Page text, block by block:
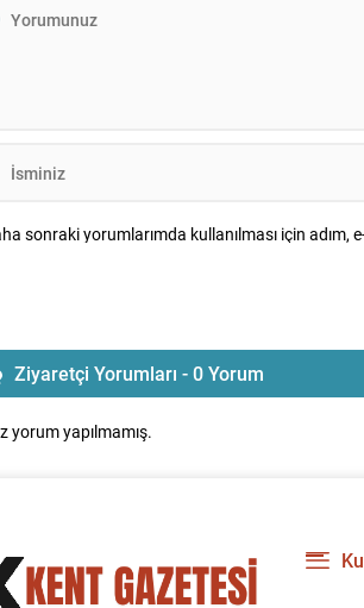
sonraki yorumlarımda kullanılması için
Ziyaretçi Yorumları - 0 Yorum
yorum yapılmamış.